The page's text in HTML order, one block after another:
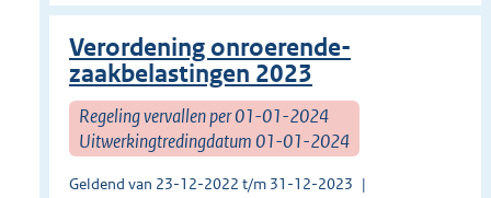
Verordening onroerende-
zaakbelastingen 2023
Regeling vervallen per 01-01-2024
Uitwerkingtredingdatum 01-01-2024
Geldend van 23-12-2022 t/m 31-12-2023